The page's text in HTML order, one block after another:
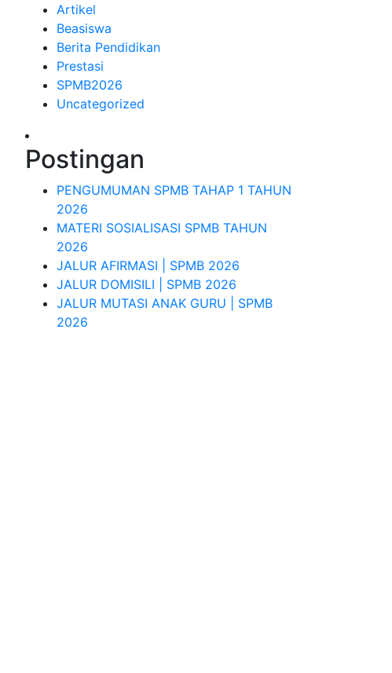
Artikel
Beasiswa
Berita Pendidikan
Prestasi
SPMB2026
Uncategorized
Postingan
PENGUMUMAN SPMB TAHAP 1 TAHUN
2026
MATERI SOSIALISASI SPMB TAHUN
2026
JALUR AFIRMASI | SPMB 2026
JALUR DOMISILI | SPMB 2026
JALUR MUTASI ANAK GURU | SPMB
2026